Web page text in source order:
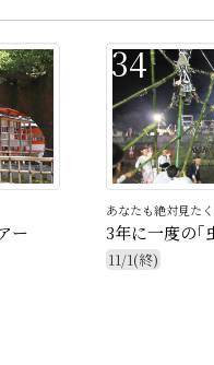
ー
34
あなたも絶対見た
3年に一度の｢
11/1(終)